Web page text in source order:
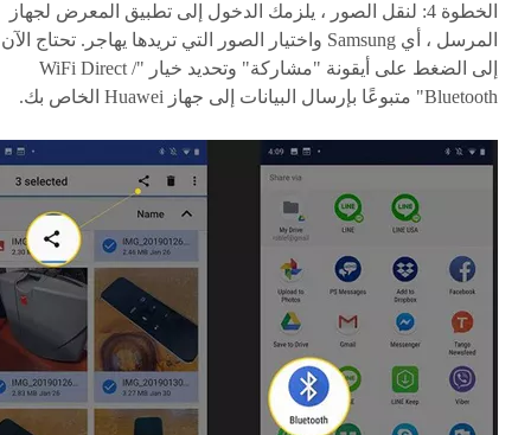
الخطوة 4:
لنقل الصور ، يلزمك الدخول إلى تطبيق المعرض لجهاز
المرسل ، أي Samsung واختيار الصور التي تريدها يهاجر. تحتاج الآن
إلى الضغط على أيقونة "مشاركة" وتحديد خيار "WiFi Direct /
Bluetooth" متبوعًا بإرسال البيانات إلى جهاز Huawei الخاص بك.